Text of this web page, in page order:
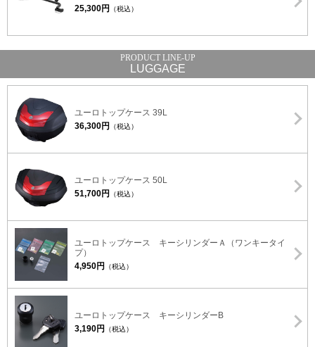
25,300円 （税込）
LUGGAGE
ユーロトップケース 39L
36,300円 （税込）
ユーロトップケース 50L
51,700円 （税込）
ユーロトップケース キーシリンダーＡ（ワンキータイ
プ）
4,950円 （税込）
ユーロトップケース キーシリンダーB
3,190円 （税込）